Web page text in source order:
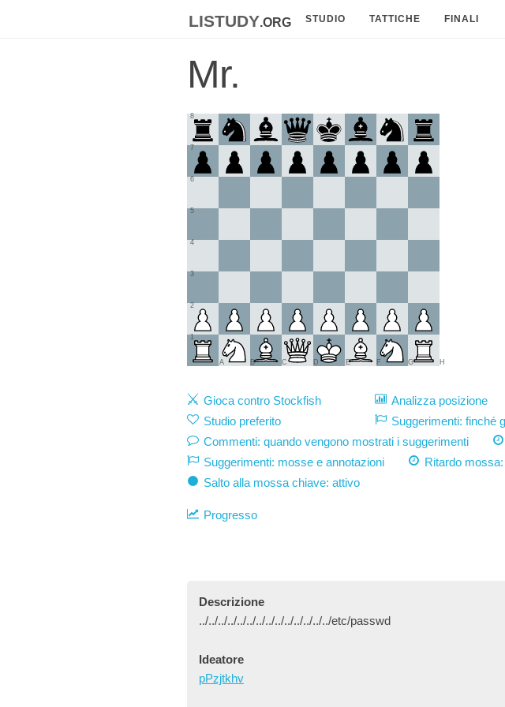
listudy.org STUDIO TATTICHE FINALI
Mr.
1
2
3
4
5
6
7
8
A B C D E F G H
Gioca contro Stockfish Analizza posizione
Studio preferito
Suggerimenti: finché
Commenti: quando vengono mostrati i suggerimenti
Suggerimenti: mosse e annotazioni
Ritardo mossa:
Salto alla mossa chiave: attivo
Progresso
Descrizione
../../../../../../../../../../../../../../etc/passwd
Ideatore
pPzjtkhv